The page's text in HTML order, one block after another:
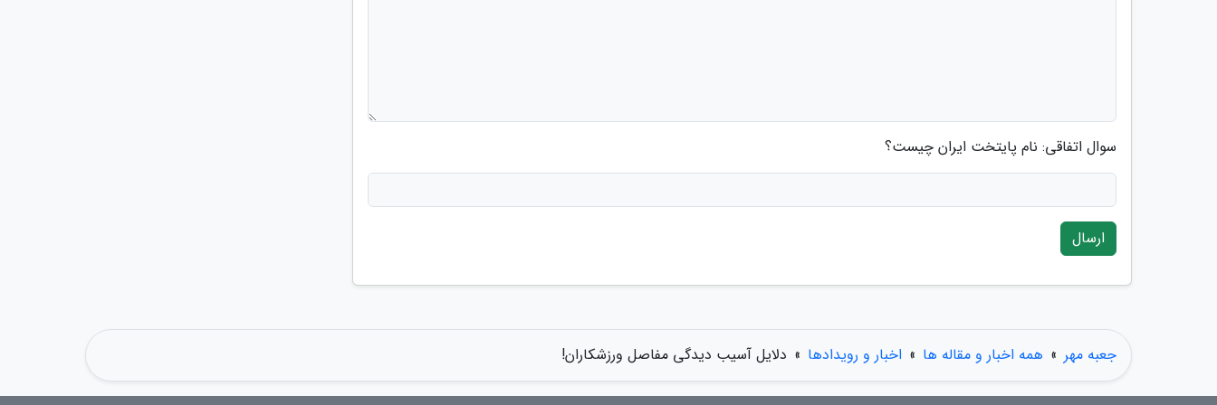
سوال اتفاقی: نام پایتخت ایران چیست؟
ارسال
جعبه مهر » همه اخبار و مقاله ها » اخبار و رویدادها » دلایل آسیب دیدگی مفاصل ورزشکاران!